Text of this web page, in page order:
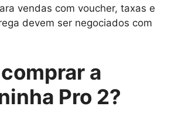
vendas com voucher, taxas e
devem ser negociados com
a
Pro 2?